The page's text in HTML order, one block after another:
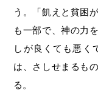
う。「飢えと貧困
も一部で、神の力
しが良くても悪く
は、さしせまるも
る。